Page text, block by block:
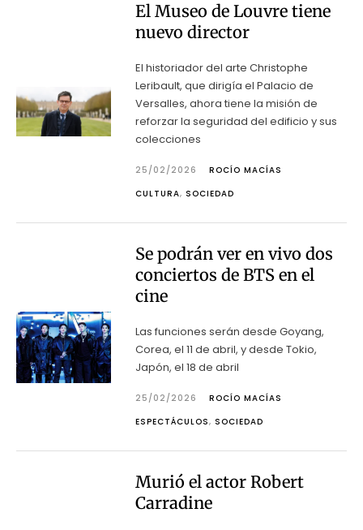
El Museo de Louvre tiene
nuevo director
El historiador del arte Christophe
Leribault, que dirigía el Palacio de
Versalles, ahora tiene la misión de
reforzar la seguridad del edificio y sus
colecciones
25/02/2026
ROCÍO MACÍAS
CULTURA, SOCIEDAD
Se podrán ver en vivo dos
conciertos de BTS en el
cine
Las funciones serán desde Goyang,
Corea, el 11 de abril, y desde Tokio,
Japón, el 18 de abril
25/02/2026
ROCÍO MACÍAS
ESPECTÁCULOS, SOCIEDAD
Murió el actor Robert
Carradine